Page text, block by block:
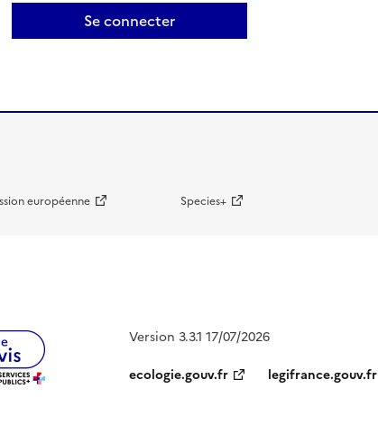
Se connecter
européenne Species+
Version 3.3.1 17/07/2026
ecologie.gouv.fr
legifrance.gouv.fr